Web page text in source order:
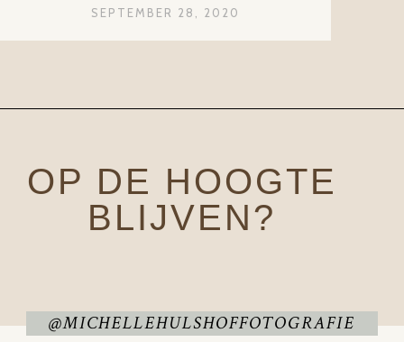
SEPTEMBER 28, 2020
OP DE HOOGTE
BLIJVEN?
@MICHELLEHULSHOFFOTOGRAFIE